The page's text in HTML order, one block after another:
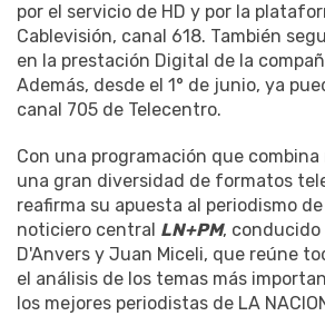
por el servicio de HD y por la
Cablevisión, canal 618. También
en la prestación Digital de la
Además, desde el 1° de junio, ya
canal 705 de Telecentro.
Con una programación que
una gran diversidad de formatos
reafirma su apuesta al periodismo
noticiero central LN+PM, conducido
D'Anvers y Juan Miceli, que reúne
el análisis de los temas más
los mejores periodistas de LA